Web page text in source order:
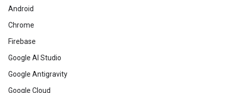
Android
Chrome
Firebase
Google AI Studio
Google Antigravity
Google Cloud